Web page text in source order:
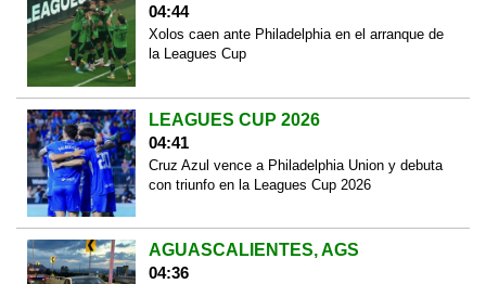
04:44
Xolos caen ante Philadelphia en el arranque de
la Leagues Cup
LEAGUES CUP 2026
04:41
Cruz Azul vence a Philadelphia Union y debuta
con triunfo en la Leagues Cup 2026
AGUASCALIENTES, AGS
04:36